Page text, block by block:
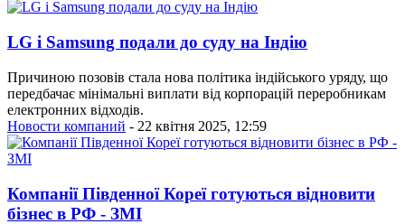
LG і Samsung подали до суду на Індію
Причиною позовів стала нова політика індійського уряду, що
передбачає мінімальні виплати від корпорацій переробникам
електронних відходів.
Новости компаний - 22 квітня 2025, 12:59
Компанії Південної Кореї готуються відновити
бізнес в РФ - ЗМІ